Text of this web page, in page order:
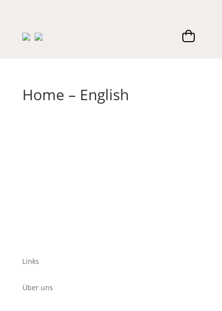
Home – English
Links
Über uns